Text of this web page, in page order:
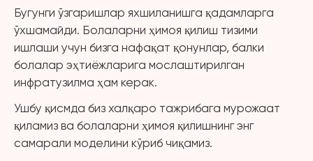
Бугунги ўзгаришлар яхшиланишга қадамларга
ўхшамайди. Болаларни ҳимоя қилиш тизими
ишлаши учун бизга нафақат қонунлар, балки
болалар эҳтиёжларига мослаштирилган
инфратузилма ҳам керак.
Ушбу қисмда биз халқаро тажрибага мурожаат
қиламиз ва болаларни ҳимоя қилишнинг энг
самарали моделини кўриб чиқамиз.